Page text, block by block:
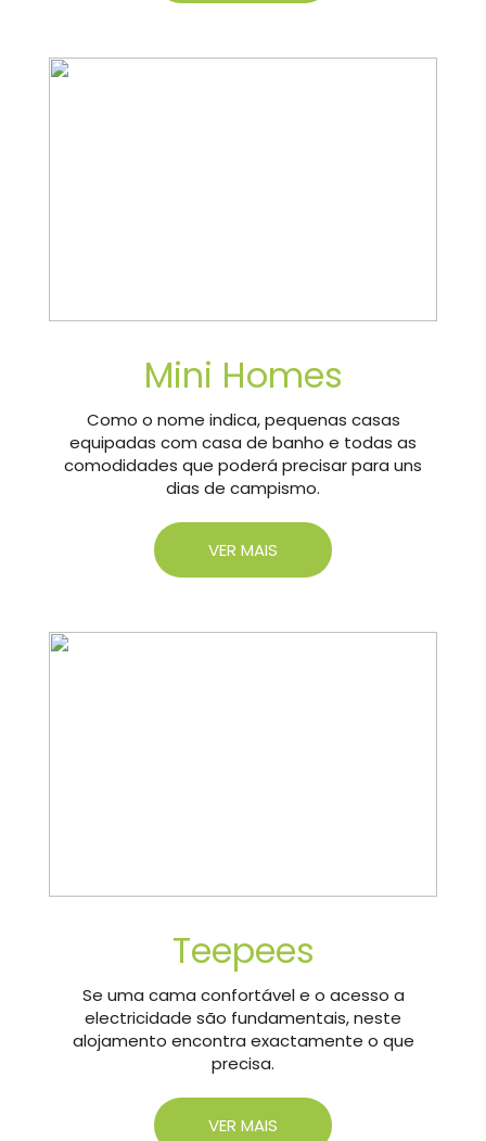
Mini Homes
Como o nome indica, pequenas casas
equipadas com casa de banho e todas as
comodidades que poderá precisar para uns
dias de campismo.
VER MAIS
Teepees
Se uma cama confortável e o acesso a
electricidade são fundamentais, neste
alojamento encontra exactamente o que
precisa.
VER MAIS